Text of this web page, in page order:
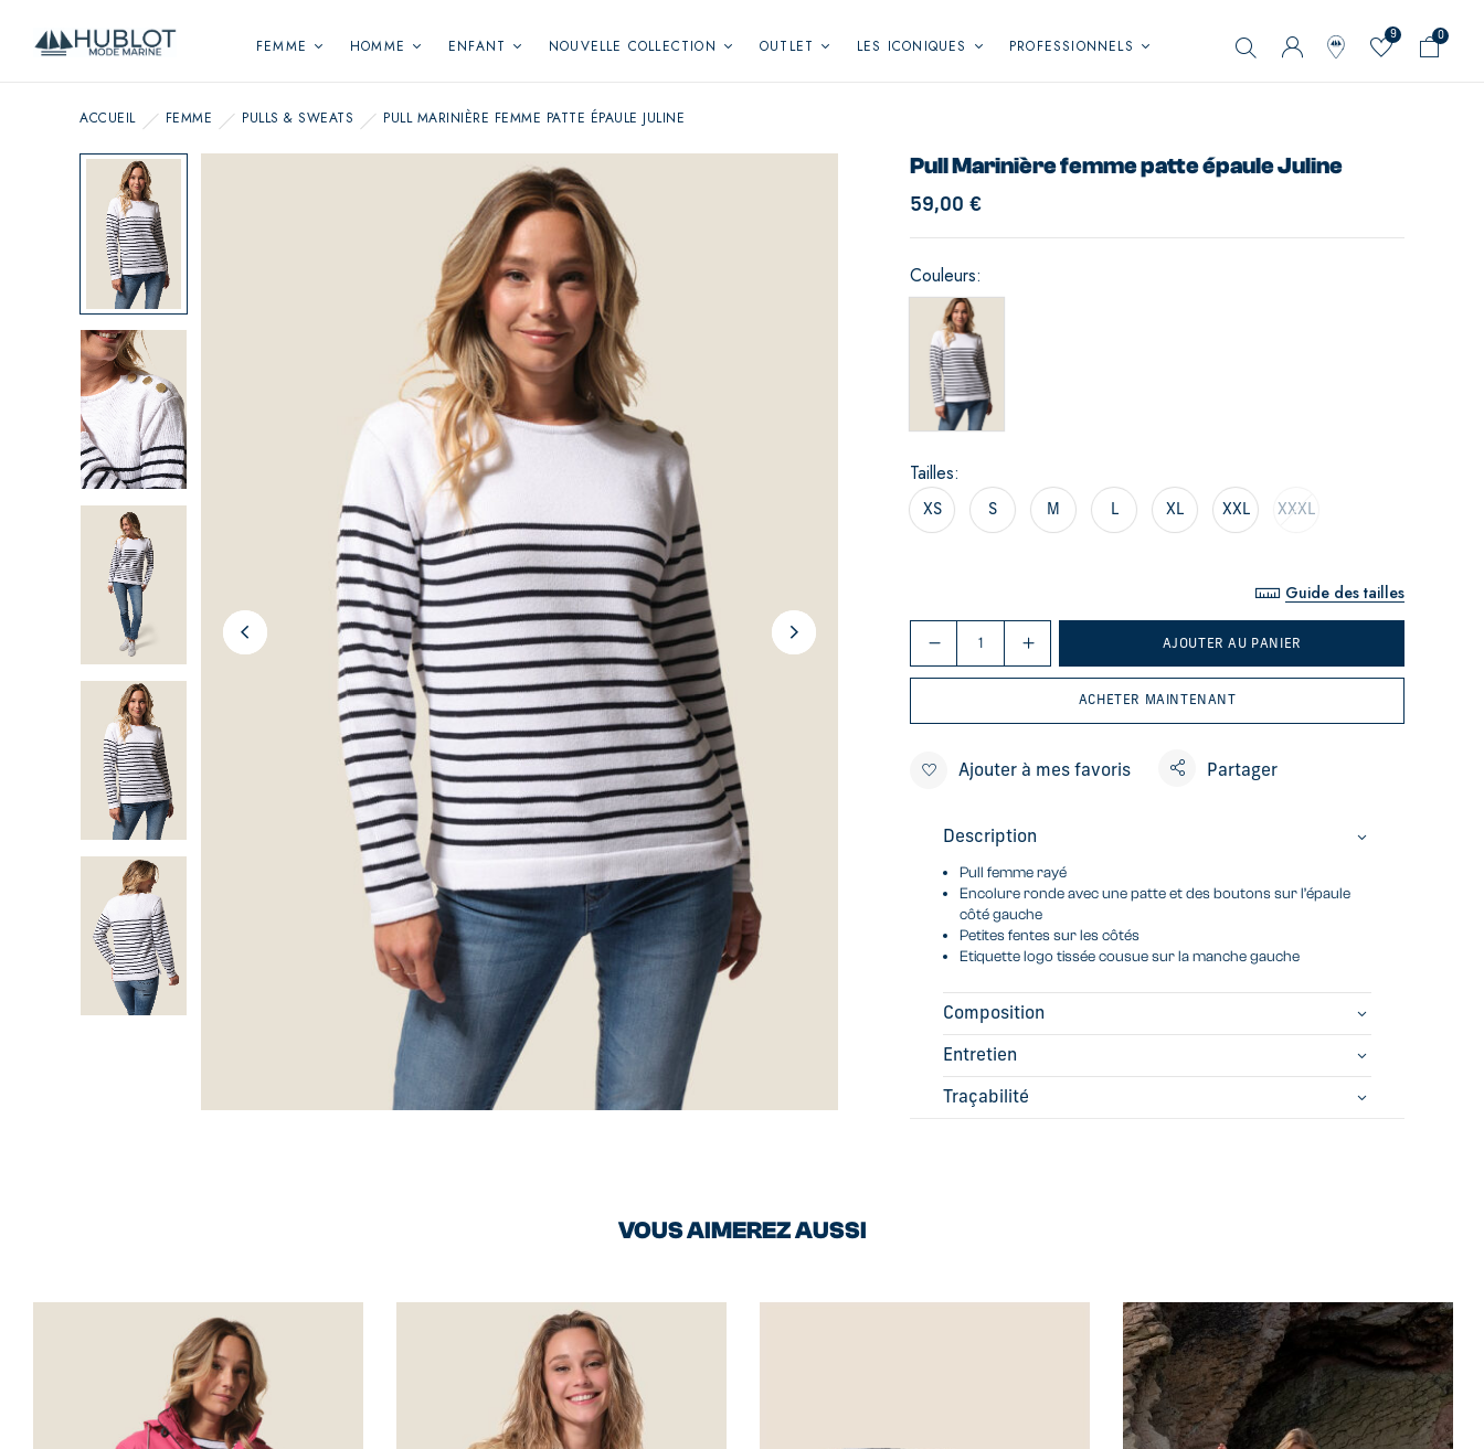
FEMME HOMME ENFANT NOUVELLE COLLECTION OUTLET LES ICONIQUES PROFESSIONNELS
9 0
ACCUEIL FEMME PULLS & SWEATS PULL MARINIÈRE FEMME PATTE ÉPAULE JULINE
Pull Marinière femme patte épaule Juline
59,00€
Couleurs
Tailles
XS S M L XL XXL XXXL
Guide des tailles
AJOUTER AU PANIER
ACHETER MAINTENANT
Ajouter à mes favoris Partager
Description
Pull femme rayé
Encolure ronde avec une patte et des boutons sur l’épaule
côté gauche
Petites fentes sur les côtés
Etiquette logo tissée cousue sur la manche gauche
Composition
Entretien
Traçabilité
VOUS AIMEREZ AUSSI